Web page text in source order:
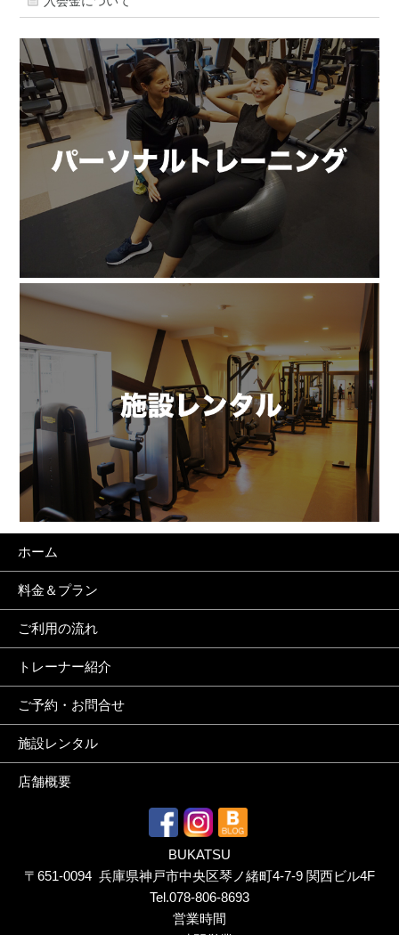
ホーム
料金＆プラン
ご利用の流れ
トレーナー紹介
ご予約・お問合せ
施設レンタル
店舗概要
BUKATSU
〒651-0094 兵庫県神戸市中央区琴ノ緒町4-7-9 関西ビル4F
Tel.078-806-8693
営業時間